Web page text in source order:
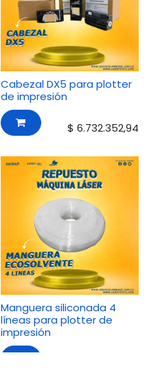
Cabezal DX5 para plotter
de impresión
$ 6.732.352,94
Manguera siliconada 4
líneas para plotter de
impresión